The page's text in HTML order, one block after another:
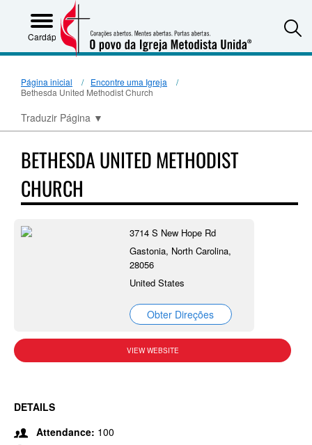
Cardápio
Página inicial
Encontre uma Igreja
Bethesda United Methodist Church
Traduzir Página ▼
BETHESDA UNITED METHODIST
CHURCH
3714 S New Hope Rd
Gastonia, North Carolina,
28056
United States
Obter Direções
VIEW WEBSITE
DETAILS
Attendance: 100